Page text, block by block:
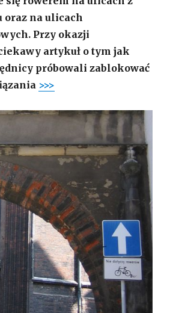
oraz na ulicach
Przy okazji
artykuł o tym jak
próbowali zablokować
>>>